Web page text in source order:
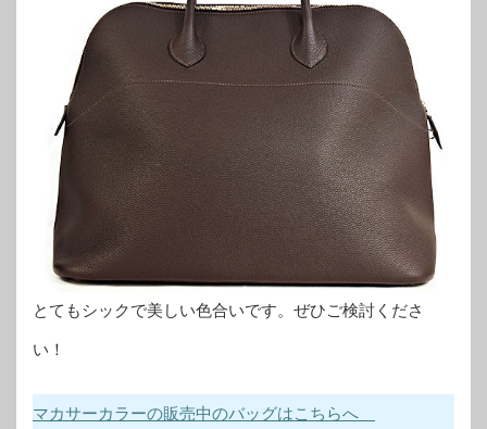
とてもシックで美しい色合いです。ぜひご検討くださ
い！
マカサーカラーの販売中のバッグはこちらへ